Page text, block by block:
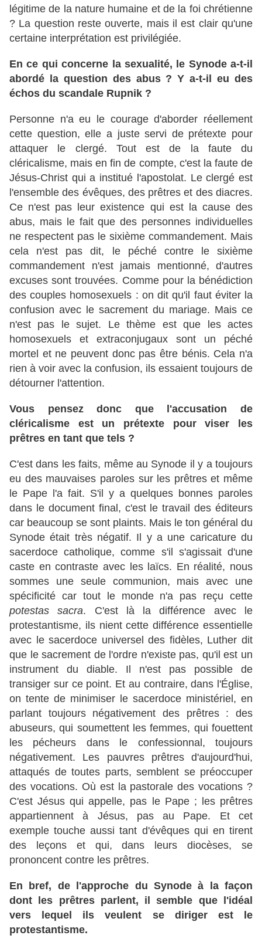
légitime de la nature humaine et de la foi chrétienne
? La question reste ouverte, mais il est clair qu'une
certaine interprétation est privilégiée.
En ce qui concerne la sexualité, le Synode a-t-il
abordé la question des abus ? Y a-t-il eu des
échos du scandale Rupnik ?
Personne n'a eu le courage d'aborder réellement
cette question, elle a juste servi de prétexte pour
attaquer le clergé. Tout est de la faute du
cléricalisme, mais en fin de compte, c'est la faute de
Jésus-Christ qui a institué l'apostolat. Le clergé est
l'ensemble des évêques, des prêtres et des diacres.
Ce n'est pas leur existence qui est la cause des
abus, mais le fait que des personnes individuelles
ne respectent pas le sixième commandement. Mais
cela n'est pas dit, le péché contre le sixième
commandement n'est jamais mentionné, d'autres
excuses sont trouvées. Comme pour la bénédiction
des couples homosexuels : on dit qu'il faut éviter la
confusion avec le sacrement du mariage. Mais ce
n'est pas le sujet. Le thème est que les actes
homosexuels et extraconjugaux sont un péché
mortel et ne peuvent donc pas être bénis. Cela n'a
rien à voir avec la confusion, ils essaient toujours de
détourner l'attention.
Vous pensez donc que l'accusation de
cléricalisme est un prétexte pour viser les
prêtres en tant que tels ?
C'est dans les faits, même au Synode il y a toujours
eu des mauvaises paroles sur les prêtres et même
le Pape l'a fait. S'il y a quelques bonnes paroles
dans le document final, c'est le travail des éditeurs
car beaucoup se sont plaints. Mais le ton général du
Synode était très négatif. Il y a une caricature du
sacerdoce catholique, comme s'il s'agissait d'une
caste en contraste avec les laïcs. En réalité, nous
sommes une seule communion, mais avec une
spécificité car tout le monde n'a pas reçu cette
potestas sacra. C'est là la différence avec le
protestantisme, ils nient cette différence essentielle
avec le sacerdoce universel des fidèles, Luther dit
que le sacrement de l'ordre n'existe pas, qu'il est un
instrument du diable. Il n'est pas possible de
transiger sur ce point. Et au contraire, dans l'Église,
on tente de minimiser le sacerdoce ministériel, en
parlant toujours négativement des prêtres : des
abuseurs, qui soumettent les femmes, qui fouettent
les pécheurs dans le confessionnal, toujours
négativement. Les pauvres prêtres d'aujourd'hui,
attaqués de toutes parts, semblent se préoccuper
des vocations. Où est la pastorale des vocations ?
C'est Jésus qui appelle, pas le Pape ; les prêtres
appartiennent à Jésus, pas au Pape. Et cet
exemple touche aussi tant d'évêques qui en tirent
des leçons et qui, dans leurs diocèses, se
prononcent contre les prêtres.
En bref, de l'approche du Synode à la façon
dont les prêtres parlent, il semble que l'idéal
vers lequel ils veulent se diriger est le
protestantisme.